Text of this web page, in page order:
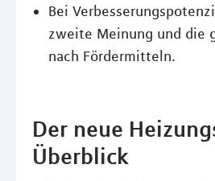
Bei
zweite Meinung und die
nach Fördermitteln.
Der neue
Überblick